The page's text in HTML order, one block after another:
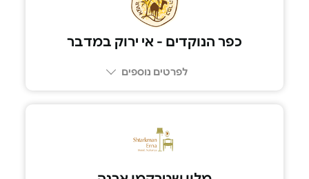
כפר הנוקדים - אי ירוק במדבר
לפרטים נוספים